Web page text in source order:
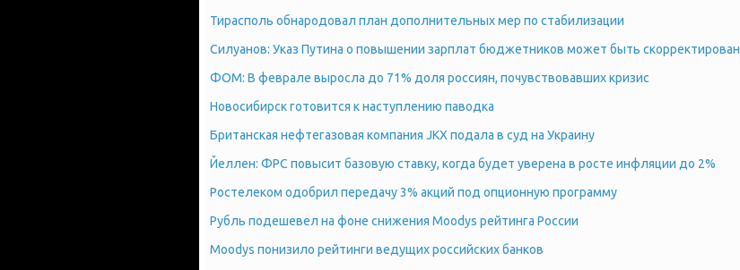
Тирасполь обнародовал план дополнительных мер по стабилизации
Силуанов: Указ Путина о повышении зарплат бюджетников может быть скорректирован
ФОМ: В феврале выросла до 71% доля россиян, почувствовавших кризис
Новосибирск готовится к наступлению паводка
Британская нефтегазовая компания JKX подала в суд на Украину
Йеллен: ФРС повысит базовую ставку, когда будет уверена в росте инфляции до 2%
Ростелеком одобрил передачу 3% акций под опционную программу
Рубль подешевел на фоне снижения Moodys рейтинга России
Moodys понизило рейтинги ведущих российских банков